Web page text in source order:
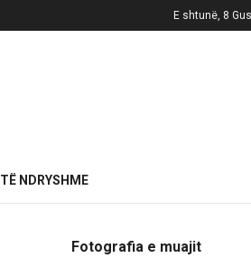
E shtunë, 8
TË NDRYSHME
Fotografia e muajit